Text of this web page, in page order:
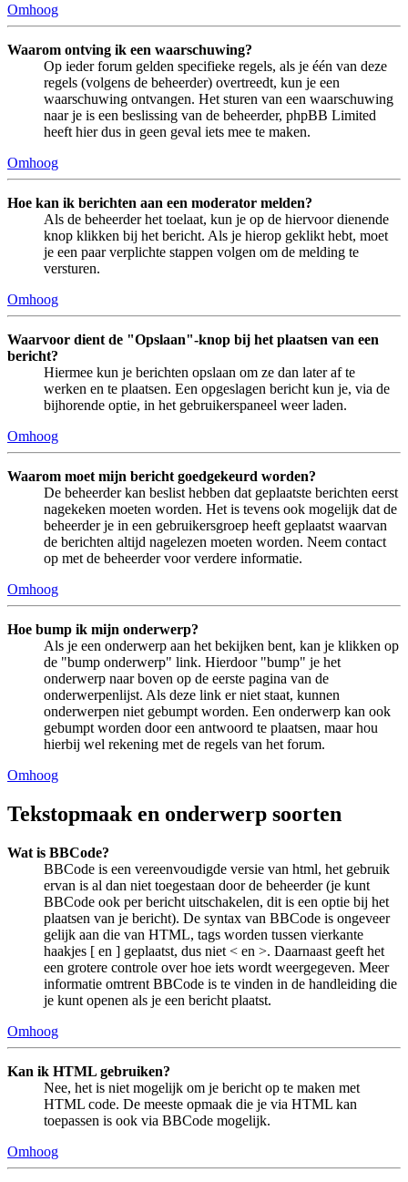
Omhoog
Waarom ontving ik een waarschuwing?
Op ieder forum gelden specifieke regels, als je één van deze
regels (volgens de beheerder) overtreedt, kun je een
waarschuwing ontvangen. Het sturen van een waarschuwing
naar je is een beslissing van de beheerder, phpBB Limited
heeft hier dus in geen geval iets mee te maken.
Omhoog
Hoe kan ik berichten aan een moderator melden?
Als de beheerder het toelaat, kun je op de hiervoor dienende
knop klikken bij het bericht. Als je hierop geklikt hebt, moet
je een paar verplichte stappen volgen om de melding te
versturen.
Omhoog
Waarvoor dient de "Opslaan"-knop bij het plaatsen van een
bericht?
Hiermee kun je berichten opslaan om ze dan later af te
werken en te plaatsen. Een opgeslagen bericht kun je, via de
bijhorende optie, in het gebruikerspaneel weer laden.
Omhoog
Waarom moet mijn bericht goedgekeurd worden?
De beheerder kan beslist hebben dat geplaatste berichten eerst
nagekeken moeten worden. Het is tevens ook mogelijk dat de
beheerder je in een gebruikersgroep heeft geplaatst waarvan
de berichten altijd nagelezen moeten worden. Neem contact
op met de beheerder voor verdere informatie.
Omhoog
Hoe bump ik mijn onderwerp?
Als je een onderwerp aan het bekijken bent, kan je klikken op
de "bump onderwerp" link. Hierdoor "bump" je het
onderwerp naar boven op de eerste pagina van de
onderwerpenlijst. Als deze link er niet staat, kunnen
onderwerpen niet gebumpt worden. Een onderwerp kan ook
gebumpt worden door een antwoord te plaatsen, maar hou
hierbij wel rekening met de regels van het forum.
Omhoog
Tekstopmaak en onderwerp soorten
Wat is BBCode?
BBCode is een vereenvoudigde versie van html, het gebruik
ervan is al dan niet toegestaan door de beheerder (je kunt
BBCode ook per bericht uitschakelen, dit is een optie bij het
plaatsen van je bericht). De syntax van BBCode is ongeveer
gelijk aan die van HTML, tags worden tussen vierkante
haakjes [ en ] geplaatst, dus niet < en >. Daarnaast geeft het
een grotere controle over hoe iets wordt weergegeven. Meer
informatie omtrent BBCode is te vinden in de handleiding die
je kunt openen als je een bericht plaatst.
Omhoog
Kan ik HTML gebruiken?
Nee, het is niet mogelijk om je bericht op te maken met
HTML code. De meeste opmaak die je via HTML kan
toepassen is ook via BBCode mogelijk.
Omhoog